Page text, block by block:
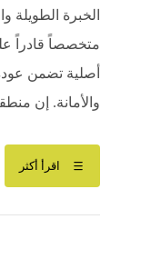
الخبرة الطويلة
متخصصاً قادراً
أصلية تضمن
والأمانة. إن
اقرأ أكثر